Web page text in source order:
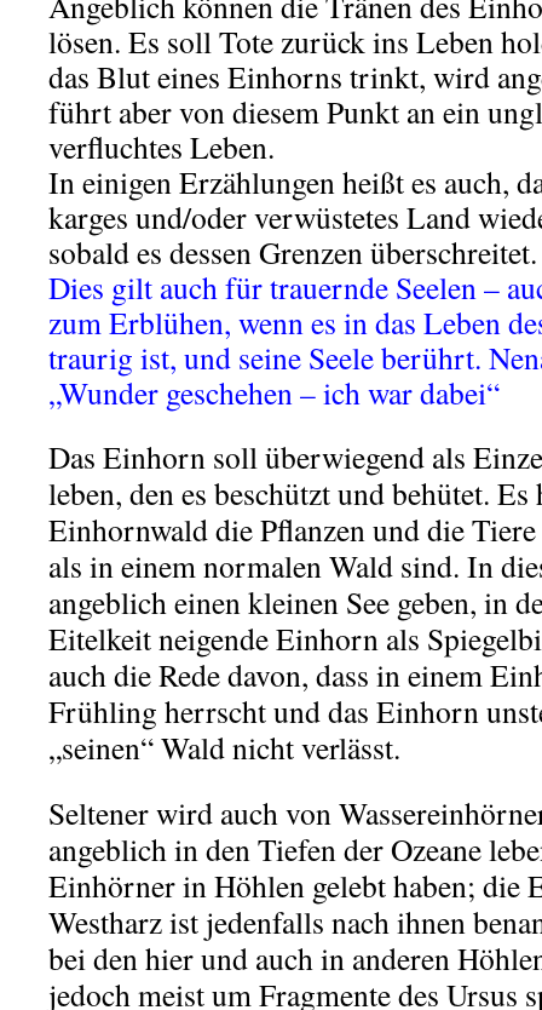
lösen. Es soll Tote zurück ins Leben
das Blut eines Einhorns trinkt, wird
führt aber von diesem Punkt an ein
verfluchtes Leben.
In einigen Erzählungen heißt es auch,
karges und/oder verwüstetes Land
sobald es dessen Grenzen überschreitet.
Dies gilt auch für trauernde Seelen –
zum Erblühen, wenn es in das Leben
traurig ist, und seine Seele berührt.
„Wunder geschehen – ich war dabei“
Das Einhorn soll überwiegend als
leben, den es beschützt und behütet.
Einhornwald die Pflanzen und die
als in einem normalen Wald sind. In
angeblich einen kleinen See geben, in
Eitelkeit neigende Einhorn als
auch die Rede davon, dass in einem
Frühling herrscht und das Einhorn
„seinen“ Wald nicht verlässt.
Seltener wird auch von
angeblich in den Tiefen der Ozeane
Einhörner in Höhlen gelebt haben; die
Westharz ist jedenfalls nach ihnen
bei den hier und auch in anderen
jedoch meist um Fragmente des Ursus